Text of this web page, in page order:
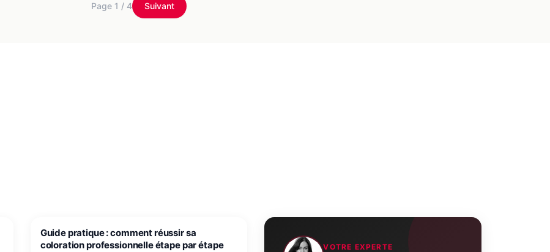
Page 1 / 4 Suivant
Guide pratique : comment réussir sa
coloration professionnelle étape par étape
VOTRE EXPERTE